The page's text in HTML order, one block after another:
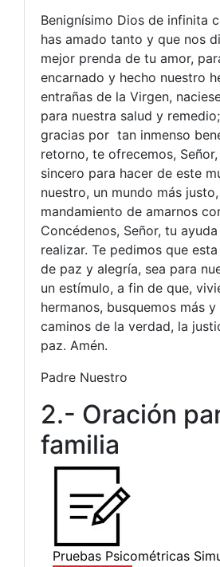
Benignísimo Dios de infinita
has amado tanto y que nos
mejor prenda de tu amor,
encarnado y hecho nuestro
entrañas de la Virgen,
para nuestra salud y
gracias por tan inmenso
retorno, te ofrecemos,
sincero para hacer de este
nuestro, un mundo más
mandamiento de amarnos
Concédenos, Señor, tu
realizar. Te pedimos que
de paz y alegría, sea para
un estímulo, a fin de que,
hermanos, busquemos más
caminos de la verdad, la
paz. Amén.
Padre Nuestro
2.- Oración
familia